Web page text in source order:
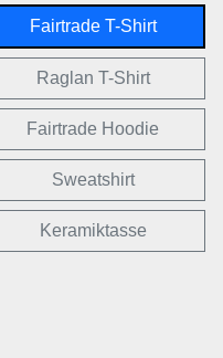
Fairtrade T-Shirt
Raglan T-Shirt
Fairtrade Hoodie
Sweatshirt
Keramiktasse